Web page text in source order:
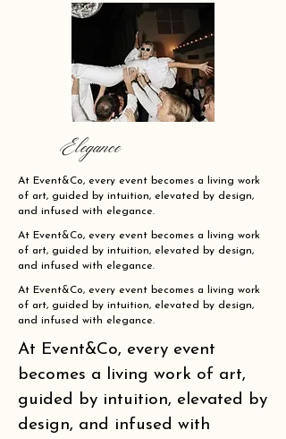
Elegance
At Event&Co, every event becomes a living work
of art, guided by intuition, elevated by design,
and infused with elegance.
At Event&Co, every event becomes a living work
of art, guided by intuition, elevated by design,
and infused with elegance.
At Event&Co, every event becomes a living work
of art, guided by intuition, elevated by design,
and infused with elegance.
At Event&Co, every event
becomes a living work of art,
guided by intuition, elevated by
design, and infused with